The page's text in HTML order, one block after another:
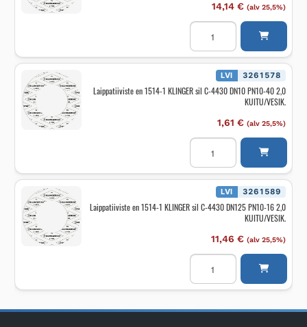
14,14 € (alv 25,5%)
Laippatiiviste
1514-
1
KLINGER
4430
KUITU/VESIK.
määrä
LVI 3261578
Laippatiiviste en 1514-1 KLINGER sil C-4430 DN10 PN10-40 2,0
KUITU/VESIK.
1,61 € (alv 25,5%)
Laippatiiviste
1514-
1
KLINGER
4430
KUITU/VESIK.
määrä
LVI 3261589
Laippatiiviste en 1514-1 KLINGER sil C-4430 DN125 PN10-16 2,0
KUITU/VESIK.
11,46 € (alv 25,5%)
Laippatiiviste
1514-
1
C-